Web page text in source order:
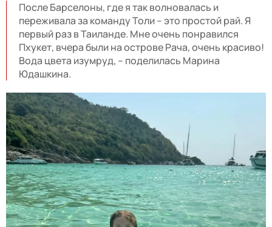
После Барселоны, где я так волновалась и
переживала за команду Толи – это простой рай. Я
первый раз в Таиланде. Мне очень понравился
Пхукет, вчера были на острове Рача, очень красиво!
Вода цвета изумруд, – поделилась Марина
Юдашкина.